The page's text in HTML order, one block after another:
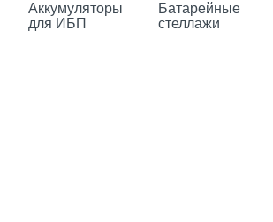
Аккумуляторы
для ИБП
Батарейные
стеллажи